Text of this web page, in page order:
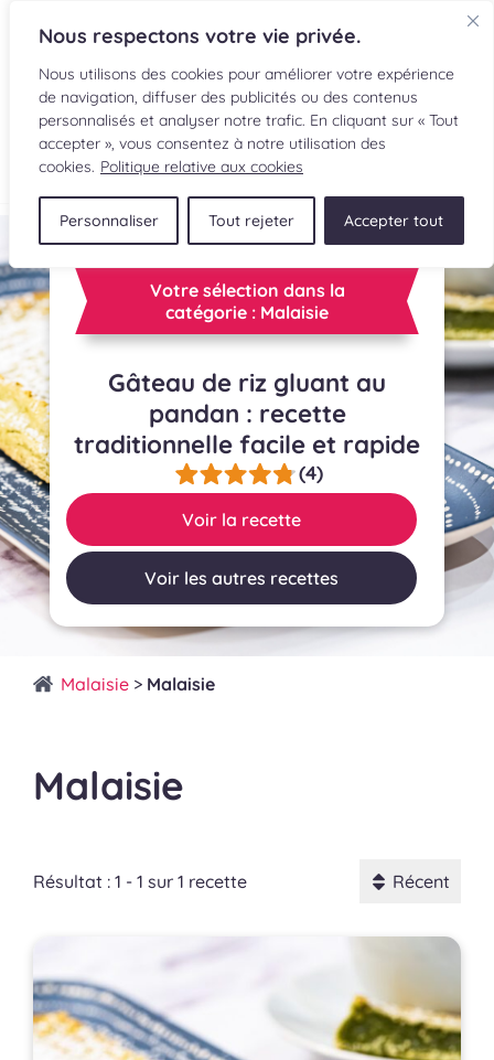
Nous respectons votre vie privée.
Nous utilisons des cookies pour améliorer votre expérience
de navigation, diffuser des publicités ou des contenus
personnalisés et analyser notre trafic. En cliquant sur « Tout
accepter », vous consentez à notre utilisation des
cookies. Politique relative aux cookies
Personnaliser Tout rejeter Accepter tout
EN
RECETTES
INGRÉDIENTS
LECTURES CULINAIRES
SOUMETTRE UNE RECETTE
BOUTIQUE
Votre sélection dans la
catégorie : Malaisie
Gâteau de riz gluant au
pandan : recette
traditionnelle facile et rapide
(4)
Voir la recette
Voir les autres recettes
Malaisie > Malaisie
Malaisie
Résultat : 1 - 1 sur 1 recette Récent